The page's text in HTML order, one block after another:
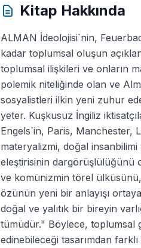
Kitap Hakkında
ALMAN İdeolojisi`nin,
kadar toplumsal oluşun
toplumsal ilişkileri ve onların
polemik niteliğinde olan ve
sosyalistleri ilkin yeni zuhur
yeter. Kuşkusuz İngiliz
Engels`in, Paris, Manchester,
materyalizmi, doğal insanbilimi
eleştirisinin dargörüşlülüğünü
ve komünizmin törel
özünün yeni bir anlayışı
doğal ve yalıtık bir bireyin
tümüdür." Böylece, toplumsal
edinebileceği tasarımdan